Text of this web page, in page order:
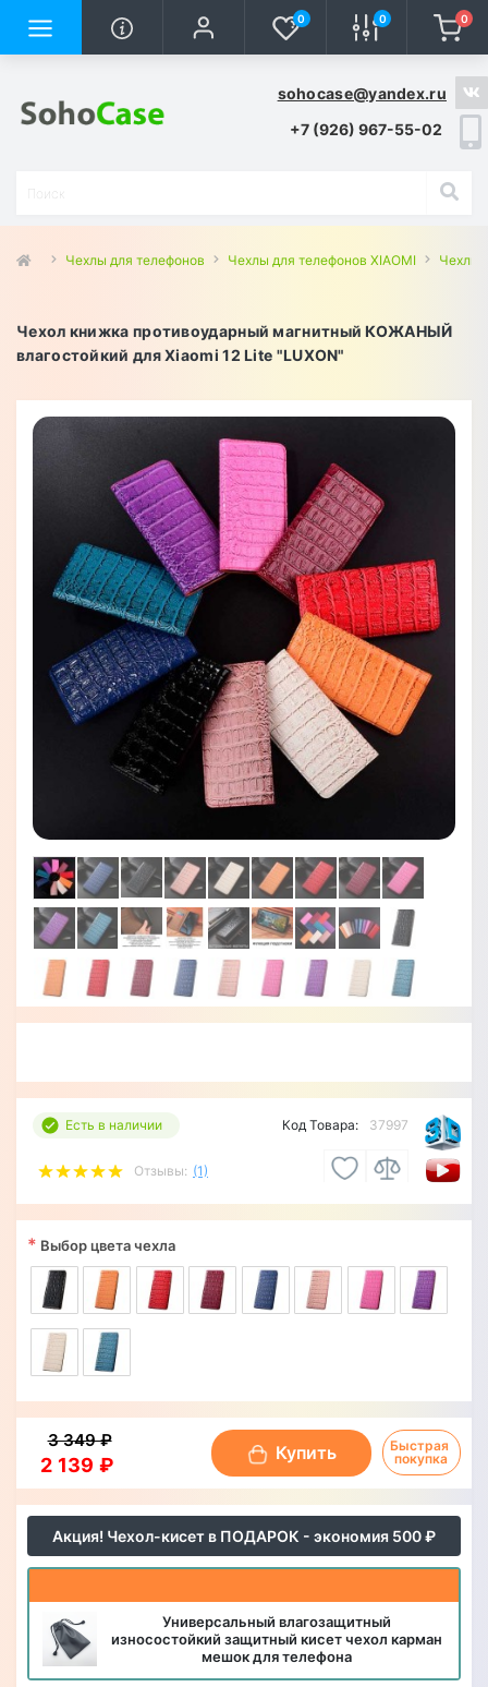
0 0 0
sohocase@yandex.ru
+7 (926) 967-55-02
Чехлы для телефонов Чехлы для телефонов XIAOMI Чехлы
Чехол книжка противоударный магнитный КОЖАНЫЙ
влагостойкий для Xiaomi 12 Lite "LUXON"
Есть в наличии
Отзывы: (1)
Код Товара: 37997
Акция! Чехол-кисет в ПОДАРОК - экономия 500 ₽
Универсальный влагозащитный
износостойкий защитный кисет чехол карман
мешок для телефона
* Выбор цвета чехла
2 139 ₽
3 349 ₽
Купить
Быстрая
покупка